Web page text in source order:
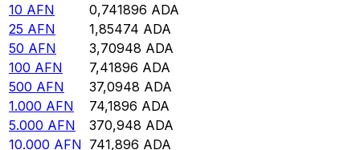
10 AFN 0,741896 ADA
25 AFN 1,85474 ADA
50 AFN 3,70948 ADA
100 AFN 7,41896 ADA
500 AFN 37,0948 ADA
1.000 AFN 74,1896 ADA
5.000 AFN 370,948 ADA
10.000 AFN 741,896 ADA